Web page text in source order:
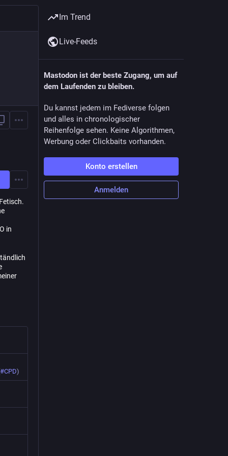
in
#CPD)
Im Trend
Live-Feeds
Mastodon ist der beste Zugang, um auf
dem Laufenden zu bleiben.
Du kannst jedem im Fediverse folgen
und alles in chronologischer
Reihenfolge sehen. Keine Algorithmen,
Werbung oder Clickbaits vorhanden.
Konto erstellen
Anmelden